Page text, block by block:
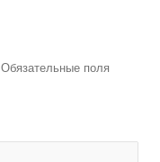
Обязательные поля